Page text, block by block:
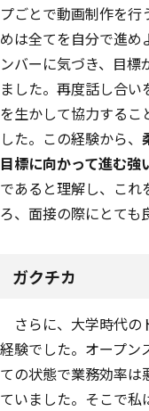
プごとで動画制作を
めは全てを自分で進め
ンバーに気づき、目
ました。再度話し合
を生かして協力するこ
した。この経験から、
目標に向かって進む強
であると理解し、これ
ろ、面接の際にとても
ガクチカ
さらに、大学時代の
経験でした。オープン
ての状態で業務効率は
ていました。そこで私